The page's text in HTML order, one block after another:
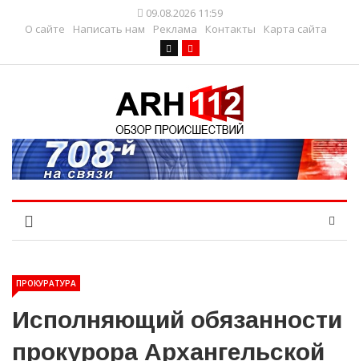
09.08.2026 11:59
О сайте
Написать нам Реклама Контакты Карта сайта
ПРОКУРАТУРА
Исполняющий обязанности
прокурора Архангельской